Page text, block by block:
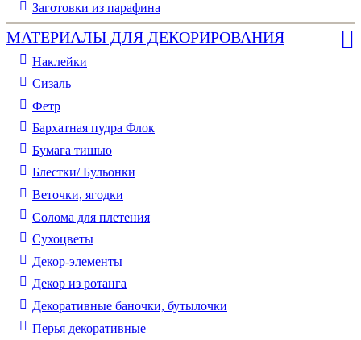
Заготовки из парафина
МАТЕРИАЛЫ ДЛЯ ДЕКОРИРОВАНИЯ
Наклейки
Сизаль
Фетр
Бархатная пудра Флок
Бумага тишью
Блестки/ Бульонки
Веточки, ягодки
Солома для плетения
Cухоцветы
Декор-элементы
Декор из ротанга
Декоративные баночки, бутылочки
Перья декоративные